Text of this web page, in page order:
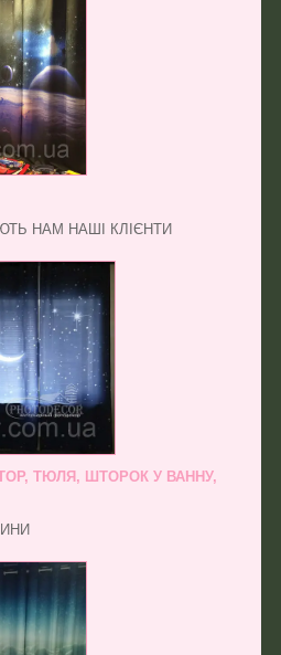
НАМ НАШІ КЛІЄНТИ
ТЮЛЯ, ШТОРОК У ВАННУ,